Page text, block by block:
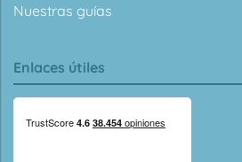
Nuestras guías
Enlaces útiles